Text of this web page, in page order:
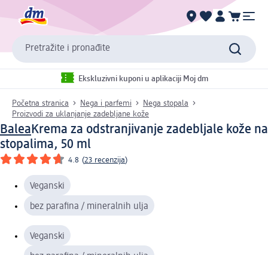
Pretražite i pronađite
Ekskluzivni kuponi u aplikaciji Moj dm
Početna stranica Nega i parfemi
Nega stopala
Proizvodi za uklanjanje zadebljane kože
Balea Krema za odstranjivanje zadebljale kože na
stopalima, 50 ml
4.8 (23 recenzija)
Veganski
bez parafina / mineralnih ulja
Veganski